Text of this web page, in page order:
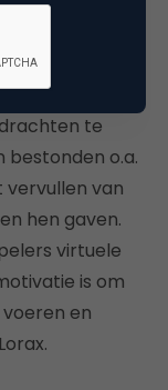
de
te
bestonden o.a.
vervullen van
hen gaven.
virtuele
is om
en